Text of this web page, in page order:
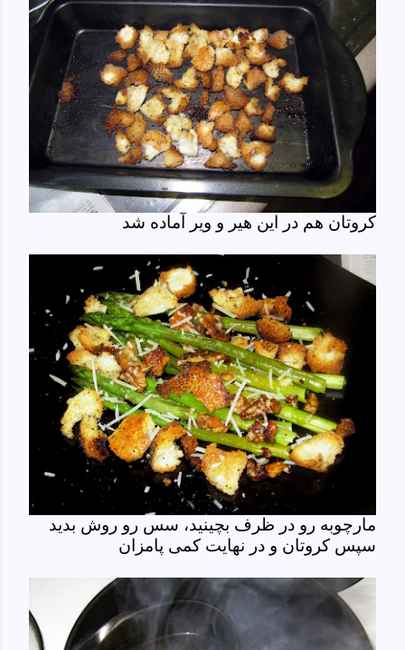
کروتان هم در این هیر و ویر آماده شد
مارچوبه رو در ظرف بچینید، سس رو روش بدید
سپس کروتان و در نهایت کمی پامزان